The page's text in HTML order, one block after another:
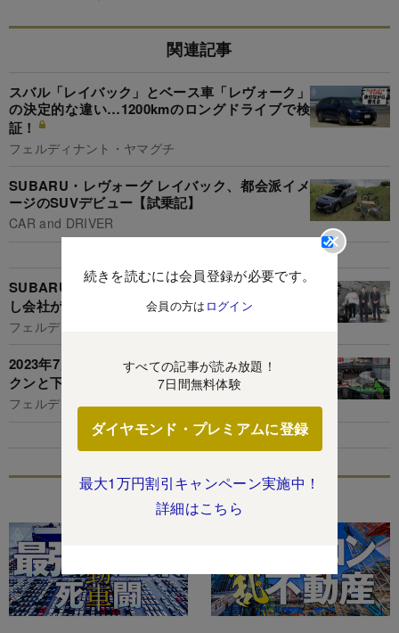
続きを読むには会員登録が必要です。
会員の方は ログイン
すべての記事が読み放題！
7日間無料体験
ダイヤモンド・プレミアムに登録
最大1万円割引キャンペーン実施中！
詳細はこちら
関連記事
スバル「レイバック」とベース車「レヴォーク」
の決定的な違い…1200kmのロングドライブで検
証！
フェルディナント・ヤマグチ
SUBARU・レヴォーグ レイバック、都会派イメ
ージのSUVデビュー【試乗記】
CAR and DRIVER
SUBARUアイサイトはほとんど自動運転!?しか
し会社が「過信しないで」と強調する性能とは
フェルディナント・ヤマグチ
2023年7月25日から「バイク」の検索ワードがガ
クンと下がったワケ
フェルディナント・ヤマグチ
特集